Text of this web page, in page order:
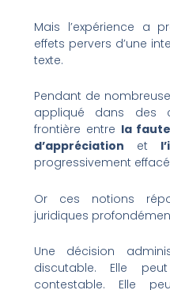
Mais l’expérience a
effets pervers d’une
texte.
Pendant de
appliqué dans des
frontière entre la
d’appréciation et
progressivement
Or ces notions
juridiques
Une décision
discutable. Elle
contestable. Elle